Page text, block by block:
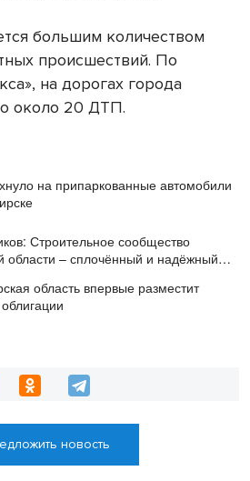
большим количеством
происшествий. По
на дорогах города
около 20 ДТП.
на припаркованные автомобили
Строительное сообщество
области – сплочённый и надёжный
область впервые разместит
новость